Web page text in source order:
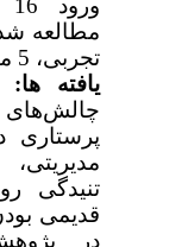
ورود 16 مطالعه
مطالعه
تجربی، 5 مقاله نیمه تجربی بودند.
یافته­ ها:
چالش‌های
پرستاری
مدیریتی،
تنیدگی
قدیمی
در